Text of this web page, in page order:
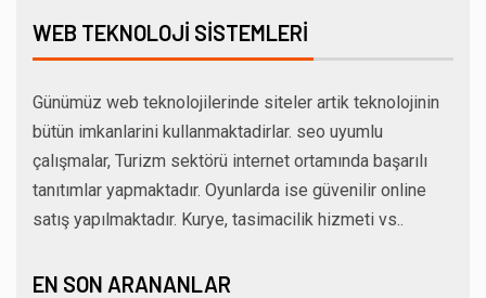
WEB TEKNOLOJI SISTEMLERI
Günümüz web teknolojilerinde siteler artik teknolojinin
bütün imkanlarini kullanmaktadirlar. seo uyumlu
çalışmalar, Turizm sektörü internet ortamında başarılı
tanıtımlar yapmaktadır. Oyunlarda ise güvenilir online
satış yapılmaktadır. Kurye, tasimacilik hizmeti vs..
EN SON ARANANLAR